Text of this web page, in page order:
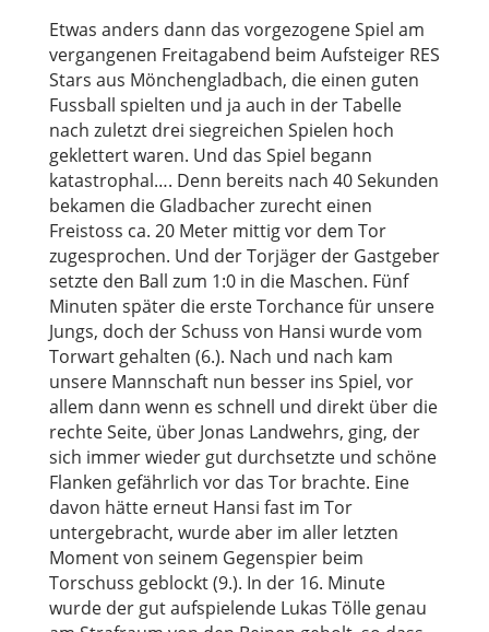
Etwas anders dann das vorgezogene Spiel am
vergangenen Freitagabend beim Aufsteiger RES
Stars aus Mönchengladbach, die einen guten
Fussball spielten und ja auch in der Tabelle
nach zuletzt drei siegreichen Spielen hoch
geklettert waren. Und das Spiel begann
katastrophal…. Denn bereits nach 40 Sekunden
bekamen die Gladbacher zurecht einen
Freistoss ca. 20 Meter mittig vor dem Tor
zugesprochen. Und der Torjäger der Gastgeber
setzte den Ball zum 1:0 in die Maschen. Fünf
Minuten später die erste Torchance für unsere
Jungs, doch der Schuss von Hansi wurde vom
Torwart gehalten (6.). Nach und nach kam
unsere Mannschaft nun besser ins Spiel, vor
allem dann wenn es schnell und direkt über die
rechte Seite, über Jonas Landwehrs, ging, der
sich immer wieder gut durchsetzte und schöne
Flanken gefährlich vor das Tor brachte. Eine
davon hätte erneut Hansi fast im Tor
untergebracht, wurde aber im aller letzten
Moment von seinem Gegenspier beim
Torschuss geblockt (9.). In der 16. Minute
wurde der gut aufspielende Lukas Tölle genau